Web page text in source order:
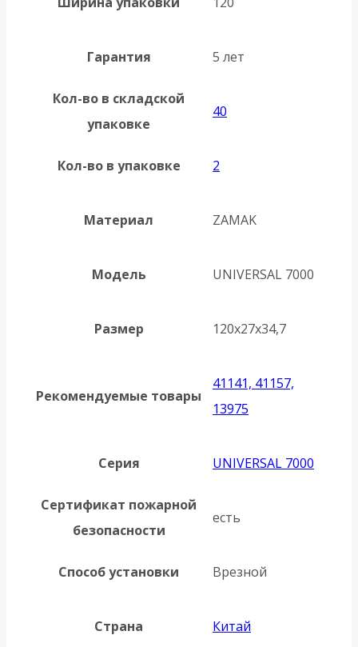
Гарантия 5 лет
Кол-во в складской
упаковке
40
Кол-во в упаковке 2
Материал ZAMAK
Модель UNIVERSAL 7000
Размер 120x27x34,7
Рекомендуемые товары
41141, 41157,
13975
Серия UNIVERSAL 7000
Сертификат пожарной
безопасности
есть
Способ установки Врезной
Страна Китай